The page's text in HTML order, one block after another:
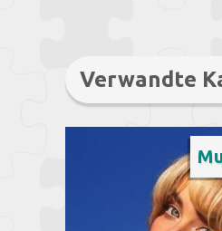
Verwandte